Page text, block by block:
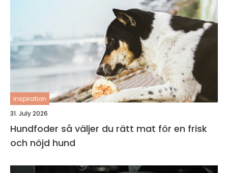
inspiration
31. July 2026
Hundfoder så väljer du rätt mat för en frisk
och nöjd hund